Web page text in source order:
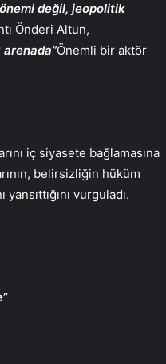
değil, jeopolitik
Önderi Altun,
Önemli bir aktör
iç siyasete bağlamasına
belirsizliğin hüküm
vurguladı.